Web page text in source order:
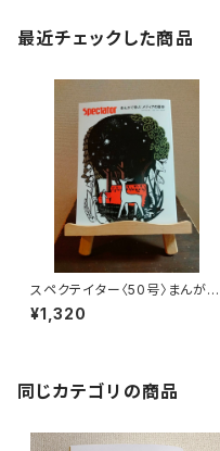
最近チェックした商品
スペクテイター〈50号〉まんがで
学ぶ メディアの歴史
¥1,320
同じカテゴリの商品